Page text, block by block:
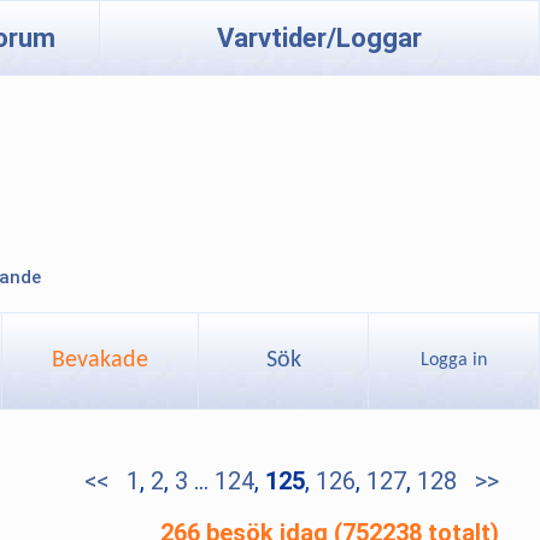
Varvtider/Loggar
Bevakade Sök Logga in
<< 1 , 2, 3 ... 124, 125, 126, 127, 128
>>
266 besök idag (752238 totalt)